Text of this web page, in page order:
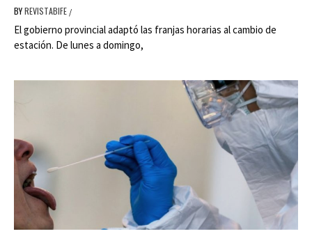
BYREVISTABIFE /
El gobierno provincial adaptó las franjas horarias al cambio de
estación. De lunes a domingo,